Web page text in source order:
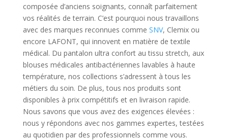
composée d’anciens soignants, connaît parfaitement
vos réalités de terrain. C’est pourquoi nous travaillons
avec des marques reconnues comme SNV, Clemix ou
encore LAFONT, qui innovent en matière de textile
médical. Du pantalon ultra confort au tissu stretch, aux
blouses médicales antibactériennes lavables à haute
température, nos collections s’adressent à tous les
métiers du soin. De plus, tous nos produits sont
disponibles à prix compétitifs et en livraison rapide.
Nous savons que vous avez des exigences élevées :
nous y répondons avec nos gammes expertes, testées
au quotidien par des professionnels comme vous.